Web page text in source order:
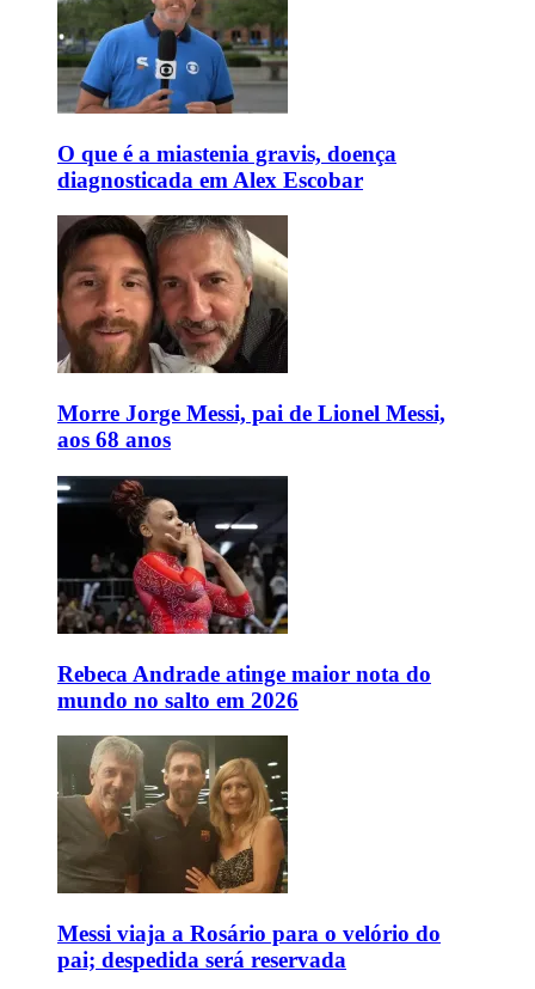
O que é a miastenia gravis, doença
diagnosticada em Alex Escobar
Morre Jorge Messi, pai de Lionel Messi,
aos 68 anos
Rebeca Andrade atinge maior nota do
mundo no salto em 2026
Messi viaja a Rosário para o velório do
pai; despedida será reservada